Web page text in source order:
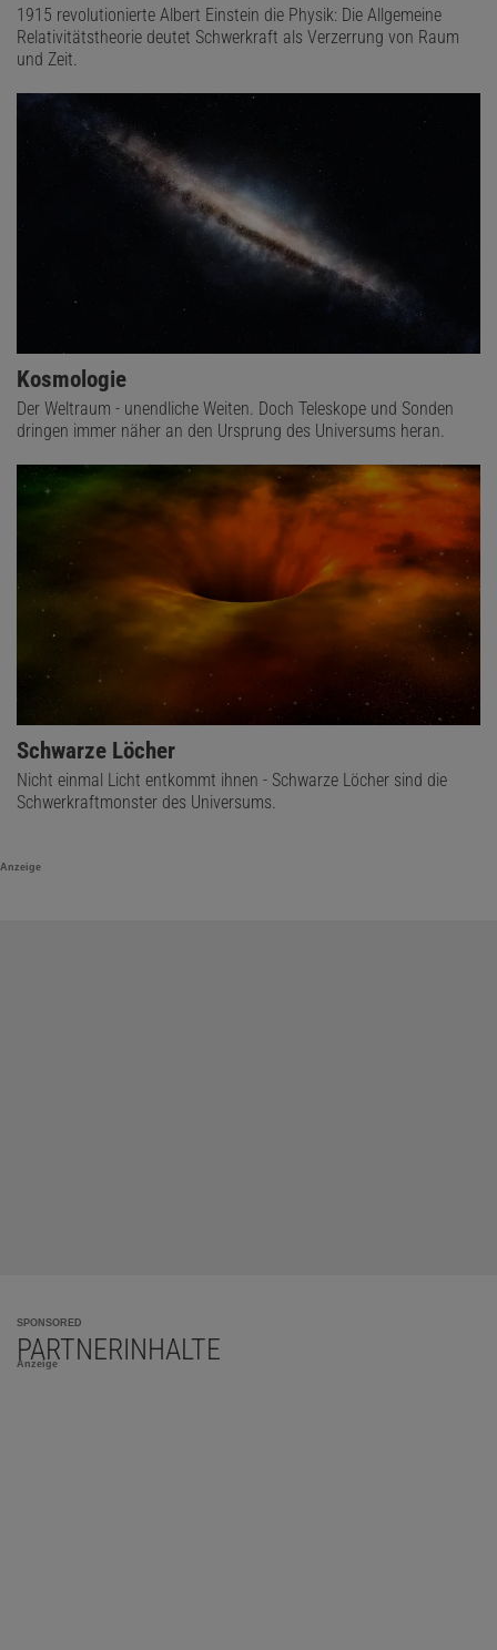
1915 revolutionierte Albert Einstein die Physik: Die Allgemeine
Relativitätstheorie deutet Schwerkraft als Verzerrung von Raum
und Zeit.
Kosmologie
Der Weltraum - unendliche Weiten. Doch Teleskope und Sonden
dringen immer näher an den Ursprung des Universums heran.
Schwarze Löcher
Nicht einmal Licht entkommt ihnen - Schwarze Löcher sind die
Schwerkraftmonster des Universums.
Anzeige
SPONSORED
PARTNERINHALTE
Anzeige